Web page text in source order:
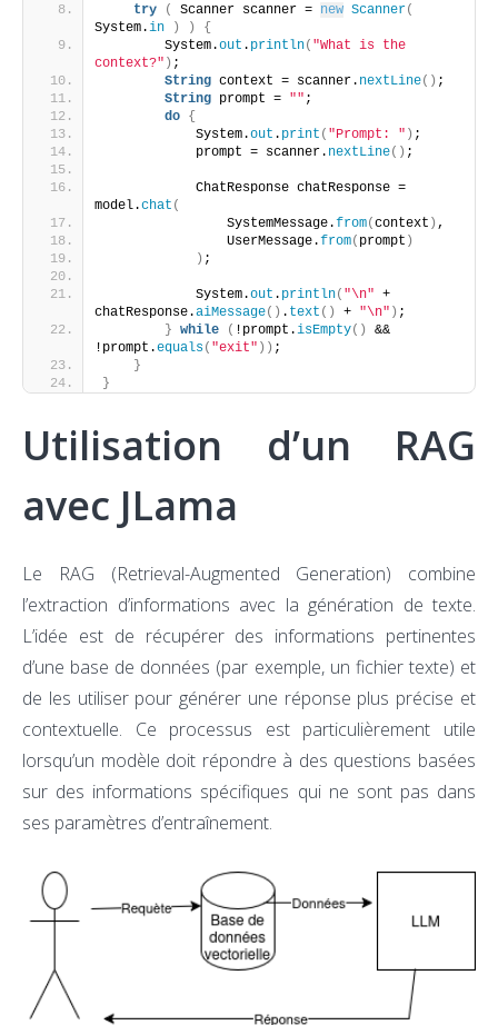
try ( Scanner scanner = new Scanner(
System.in ) )
{
        System.
out . println( "What is the
context?" ) ;
String context = scanner. nextLine() ;
String prompt = "" ;
do {
            System.
out . print ( "Prompt: " ) ;
            prompt = scanner.
nextLine() ;
            ChatResponse chatResponse =
model.chat (
                SystemMessage.
from(context ) ,
                UserMessage.
from( prompt )
) ;
            System.
out . println( "\n" +
chatResponse.aiMessage() . text () + "\n" ) ;
} while ( !prompt.isEmpty()
&&
!prompt.equals( "exit" )) ;
}
}
Utilisation d’un RAG
avec JLama
Le RAG (Retrieval-Augmented Generation) combine
l’extraction d’informations avec la génération de texte.
L’idée est de récupérer des informations pertinentes
d’une base de données (par exemple, un fichier texte) et
de les utiliser pour générer une réponse plus précise et
contextuelle. Ce processus est particulièrement utile
lorsqu’un modèle doit répondre à des questions basées
sur des informations spécifiques qui ne sont pas dans
ses paramètres d’entraînement.